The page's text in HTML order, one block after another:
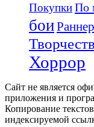
ПокупкиПо
боиРаннер
Хоррор
Сайт не является
приложения и
Копирование
индексируемой